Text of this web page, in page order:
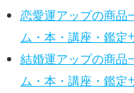
恋愛運アップの商品
ム・本・講座・鑑定
結婚運アップの商品
ム・本・講座・鑑定